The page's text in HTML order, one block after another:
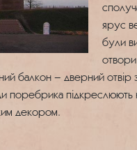
ярус
були
балкон – дверний
підкреслюють
декором.